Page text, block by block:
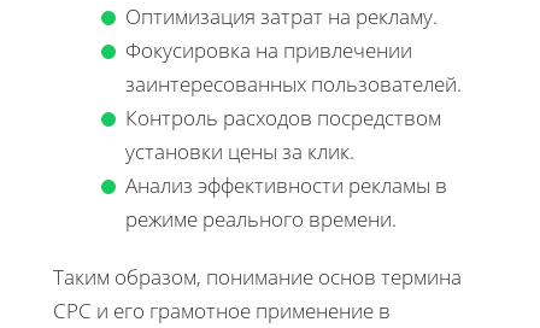
Оптимизация затрат на рекламу.
Фокусировка на привлечении
заинтересованных пользователей.
Контроль расходов посредством
установки цены за клик.
Анализ эффективности рекламы в
режиме реального времени.
Таким образом, понимание основ термина
CPC и его грамотное применение в